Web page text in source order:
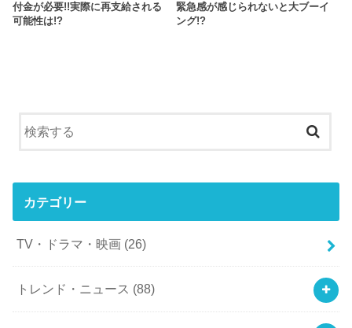
付金が必要!!実際に再支給される
可能性は!?
緊急感が感じられないと大ブーイ
ング!?
カテゴリー
TV・ドラマ・映画 (26)
トレンド・ニュース (88)